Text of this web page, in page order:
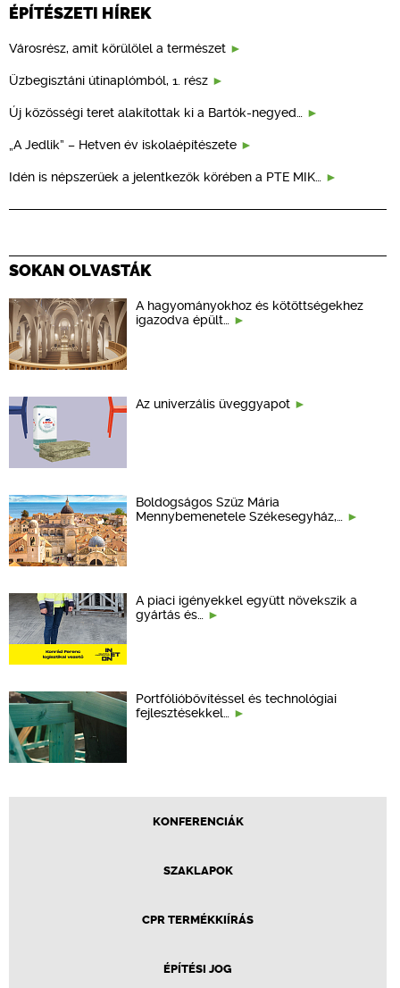
ÉPÍTÉSZETI HÍREK
Városrész, amit körülölel a természet
Üzbegisztáni útinaplómból, 1. rész
Új közösségi teret alakítottak ki a Bartók-negyed…
„A Jedlik” – Hetven év iskolaépítészete
Idén is népszerűek a jelentkezők körében a PTE MIK…
SOKAN OLVASTÁK
A hagyományokhoz és kötöttségekhez
igazodva épült…
Az univerzális üveggyapot
Boldogságos Szűz Mária
Mennybemenetele Székesegyház,…
A piaci igényekkel együtt növekszik a
gyártás és…
Portfólióbővítéssel és technológiai
fejlesztésekkel…
KONFERENCIÁK
SZAKLAPOK
CPR TERMÉKKIÍRÁS
ÉPÍTÉSI JOG